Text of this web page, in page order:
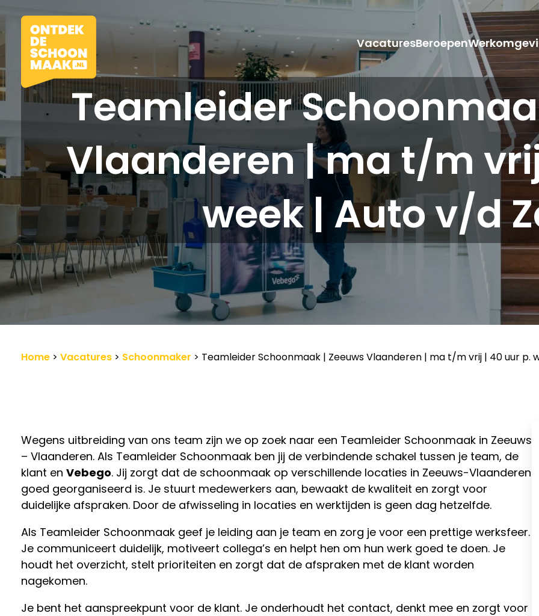
VacaturesBeroepen
Teamleider
Vlaanderen | ma t/m
week | Auto v/d
Home > Vacatures > Schoonmaker > Teamleider Schoonmaak | Zeeuws Vlaanderen | ma t/m vrij | 40 uur p.
Wegens uitbreiding van ons team zijn we op zoek naar een Teamleider Schoonmaak in Zeeuws
– Vlaanderen. Als Teamleider Schoonmaak ben jij de verbindende schakel tussen je team, de
klant en Vebego. Jij zorgt dat de schoonmaak op verschillende locaties in Zeeuws-Vlaanderen
goed georganiseerd is. Je stuurt medewerkers aan, bewaakt de kwaliteit en zorgt voor
duidelijke afspraken. Door de afwisseling in locaties en werktijden is geen dag hetzelfde.
Als Teamleider Schoonmaak geef je leiding aan je team en zorg je voor een prettige werksfeer.
Je communiceert duidelijk, motiveert collega’s en helpt hen om hun werk goed te doen. Je
houdt het overzicht, stelt prioriteiten en zorgt dat de afspraken met de klant worden
nagekomen.
Je bent het aanspreekpunt voor de klant. Je onderhoudt het contact, denkt mee en zorgt voor
Vacatures
Beroepen
Werkomgevingen
Opleidingen
Werkgevers